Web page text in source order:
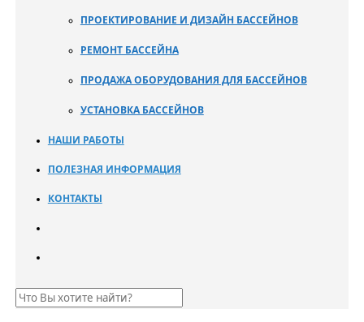
ПРОЕКТИРОВАНИЕ И ДИЗАЙН БАССЕЙНОВ
РЕМОНТ БАССЕЙНА
ПРОДАЖА ОБОРУДОВАНИЯ ДЛЯ БАССЕЙНОВ
УСТАНОВКА БАССЕЙНОВ
НАШИ РАБОТЫ
ПОЛЕЗНАЯ ИНФОРМАЦИЯ
КОНТАКТЫ